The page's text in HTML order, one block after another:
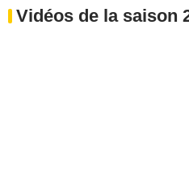
Vidéos de la saison